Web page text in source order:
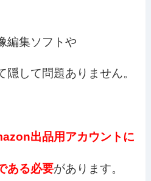
編集ソフトや
して問題ありません。
出品用アカウントに
ある必要があります。